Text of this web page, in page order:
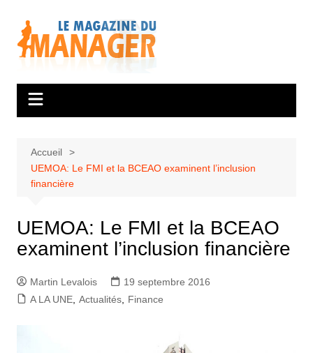
contenu
Accueil
UEMOA: Le FMI et la BCEAO examinent l’inclusion
financière
UEMOA: Le FMI et la BCEAO
examinent l’inclusion financière
Martin Levalois
19 septembre 2016
A LA UNE, Actualités, Finance